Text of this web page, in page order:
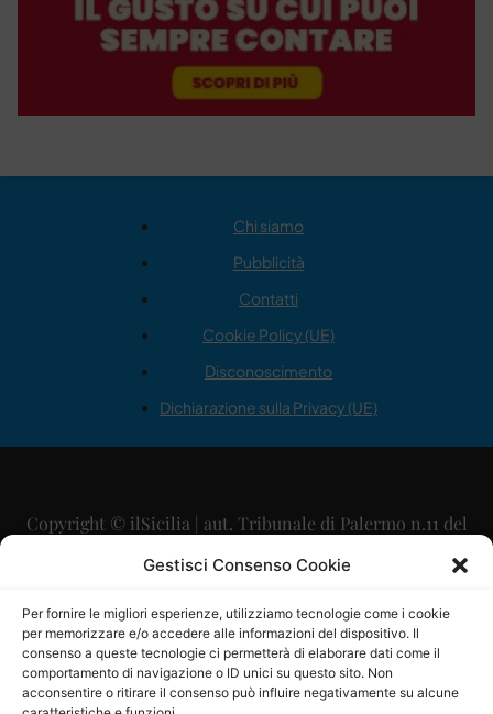
Gestisci Consenso Cookie
Per fornire le migliori esperienze, utilizziamo tecnologie come i cookie
per memorizzare e/o accedere alle informazioni del dispositivo. Il
consenso a queste tecnologie ci permetterà di elaborare dati come il
comportamento di navigazione o ID unici su questo sito. Non
acconsentire o ritirare il consenso può influire negativamente su alcune
Chi siamo
Pubblicità
Contatti
Cookie Policy (UE)
Disconoscimento
Dichiarazione sulla Privacy (UE)
Copyright © ilSicilia | aut. Tribunale di Palermo n.11 del
29/09/2015
Direttore Editoriale: Maurizio Scaglione
Direttore Responsabile: Maria Calabrese